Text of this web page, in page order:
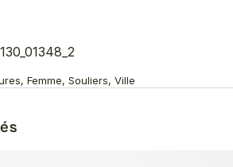
Femme, Souliers, Ville